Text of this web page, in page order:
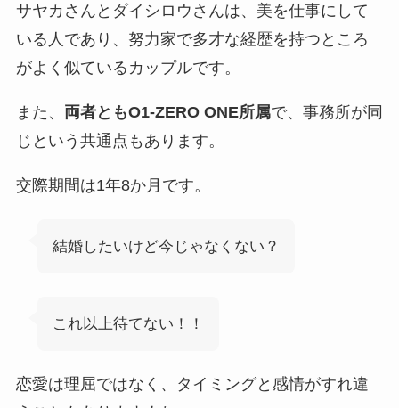
サヤカさんとダイシロウさんは、美を仕事にして
いる人であり、努力家で多才な経歴を持つところ
がよく似ているカップルです。
また、 両者ともO1-ZERO ONE所属で、事務所が同
じという共通点もあります。
交際期間は1年8か月です。
結婚したいけど今じゃなくない？
これ以上待てない！！
恋愛は理屈ではなく、タイミングと感情がすれ違